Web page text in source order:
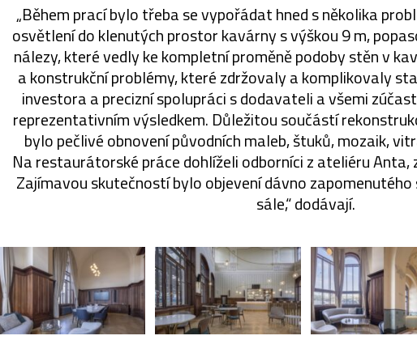
„Během prací bylo třeba se vypořádat hned s několika
osvětlení do klenutých prostor kavárny s výškou 9 m,
nálezy, které vedly ke kompletní proměně podoby stěn v
a konstrukční problémy, které zdržovaly a komplikovaly
investora a precizní spolupráci s dodavateli a všemi
reprezentativním výsledkem. Důležitou součástí
bylo pečlivé obnovení původních maleb, štuků, mozaik,
Na restaurátorské práce dohlíželi odborníci z ateliéru
Zajímavou skutečností bylo objevení dávno
sále,“ dodávají.